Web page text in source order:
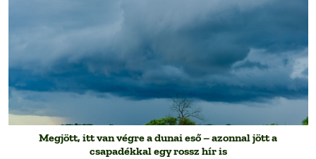
Megjött, itt van végre a dunai eső – azonnal jött a
csapadékkal egy rossz hír is